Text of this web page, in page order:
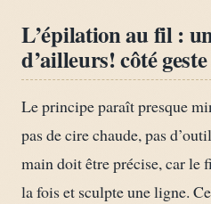
L’épilation au fil :
d’ailleurs! côté geste
Le principe paraît presque
pas de cire chaude, pas
main doit être précise, car le
la fois et sculpte une ligne.